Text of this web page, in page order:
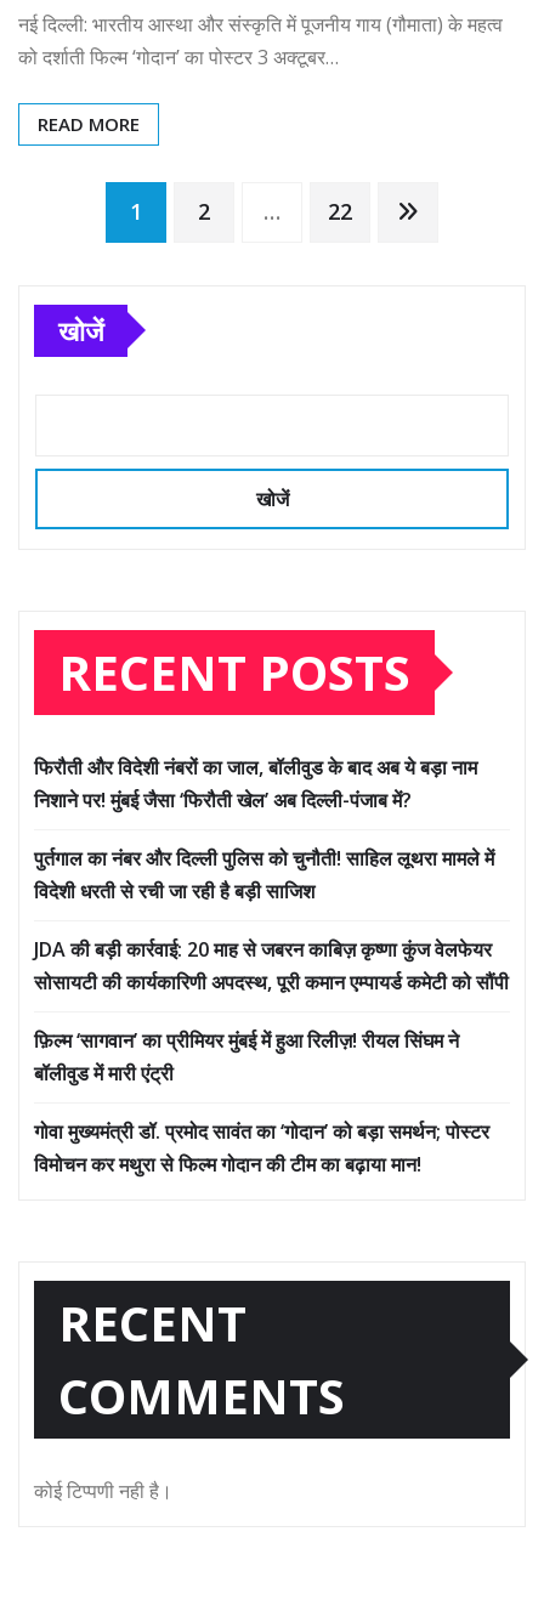
नई दिल्ली: भारतीय आस्था और संस्कृति में पूजनीय गाय (गौमाता) के महत्व
को दर्शाती फिल्म ‘गोदान’ का पोस्टर 3 अक्टूबर…
READ MORE
Posts
pagination
1 2 … 22
खोजें
खोजें
RECENT POSTS
फिरौती और विदेशी नंबरों का जाल, बॉलीवुड के बाद अब ये बड़ा नाम
निशाने पर! मुंबई जैसा ‘फिरौती खेल’ अब दिल्ली-पंजाब में?
पुर्तगाल का नंबर और दिल्ली पुलिस को चुनौती! साहिल लूथरा मामले में
विदेशी धरती से रची जा रही है बड़ी साजिश
JDA की बड़ी कार्रवाई: 20 माह से जबरन काबिज़ कृष्णा कुंज वेलफेयर
सोसायटी की कार्यकारिणी अपदस्थ, पूरी कमान एम्पायर्ड कमेटी को सौंपी
फ़िल्म ‘सागवान’ का प्रीमियर मुंबई में हुआ रिलीज़! रीयल सिंघम ने
बॉलीवुड में मारी एंट्री
गोवा मुख्यमंत्री डॉ. प्रमोद सावंत का ‘गोदान’ को बड़ा समर्थन; पोस्टर
विमोचन कर मथुरा से फिल्म गोदान की टीम का बढ़ाया मान!
RECENT
COMMENTS
कोई टिप्पणी नही है।